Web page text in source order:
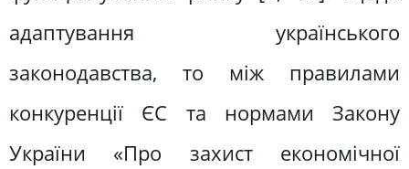
адаптування українського
законодавства, то між правилами
конкуренції ЄС та нормами Закону
України «Про захист економічної